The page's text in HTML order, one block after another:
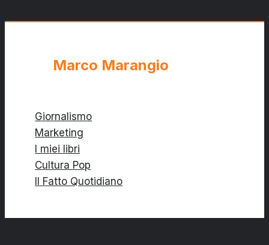
Marco Marangio
Giornalismo
Marketing
I miei libri
Cultura Pop
Il Fatto Quotidiano